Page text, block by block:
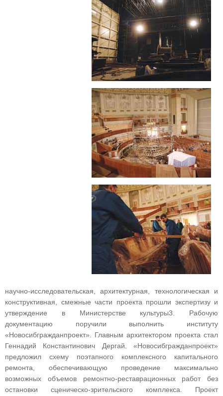
научно‑исследовательская, архитектурная, технологическая и
конструктивная, смежные части проекта прошли экспертизу и
утверждение в Министерстве культуры3. Рабочую
документацию поручили выполнить институту
«Новосибгражданпроект». Главным архитектором проекта стал
Геннадий Константинович Дергай. «Новосибгражданпроект»
предложил схему поэтапного комплексного капитального
ремонта, обеспечивающую проведение максимально
возможных объемов ремонтно‑реставрационных работ без
остановки сценическо‑зрительского комплекса. Проект